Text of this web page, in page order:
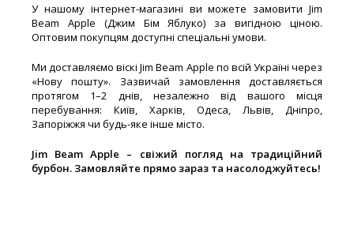
У нашому інтернет-магазині ви можете замовити Jim
Beam Apple (Джим Бім Яблуко) за вигідною ціною.
Оптовим покупцям доступні спеціальні умови.
Ми доставляємо віскі Jim Beam Apple по всій Україні через
«Нову пошту». Зазвичай замовлення доставляється
протягом 1–2 днів, незалежно від вашого місця
перебування: Київ, Харків, Одеса, Львів, Дніпро,
Запоріжжя чи будь-яке інше місто.
Jim Beam Apple – свіжий погляд на традиційний
бурбон. Замовляйте прямо зараз та насолоджуйтесь!